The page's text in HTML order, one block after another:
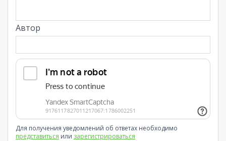
Автор
Для получения уведомлений об ответах необходимо
представиться или зарегистрироваться